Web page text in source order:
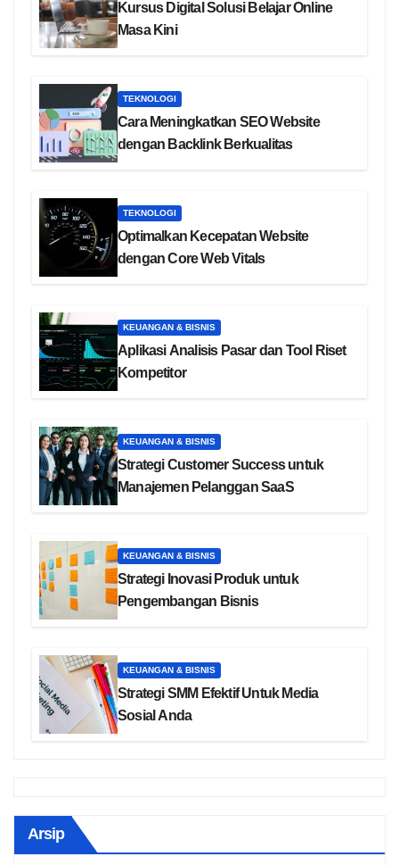
Kursus Digital Solusi Belajar Online
Masa Kini
TEKNOLOGI
Cara Meningkatkan SEO Website
dengan Backlink Berkualitas
TEKNOLOGI
Optimalkan Kecepatan Website
dengan Core Web Vitals
KEUANGAN & BISNIS
Aplikasi Analisis Pasar dan Tool Riset
Kompetitor
KEUANGAN & BISNIS
Strategi Customer Success untuk
Manajemen Pelanggan SaaS
KEUANGAN & BISNIS
Strategi Inovasi Produk untuk
Pengembangan Bisnis
KEUANGAN & BISNIS
Strategi SMM Efektif Untuk Media
Sosial Anda
Arsip